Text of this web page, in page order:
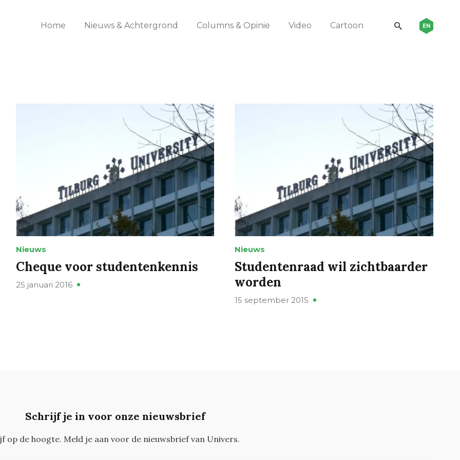
Home Nieuws & Achtergrond Columns & Opinie Video Cartoon EN
Nieuws
Cheque voor studentenkennis
25 januari 2016
Nieuws
Studentenraad wil zichtbaarder
worden
15 september 2015
Schrijf je in voor onze nieuwsbrief
op de hoogte. Meld je aan voor de nieuwsbrief van Univers.